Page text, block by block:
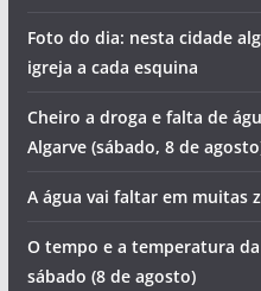
Foto do dia: nesta cidade
igreja a cada esquina
Cheiro a droga e falta de
Algarve (sábado, 8 de
A água vai faltar em muitas
O tempo e a temperatura
sábado (8 de agosto)